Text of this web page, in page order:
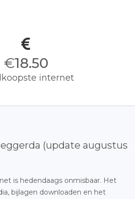
€18.50
internet
(update augustus
is hedendaags onmisbaar. Het
bijlagen downloaden en het